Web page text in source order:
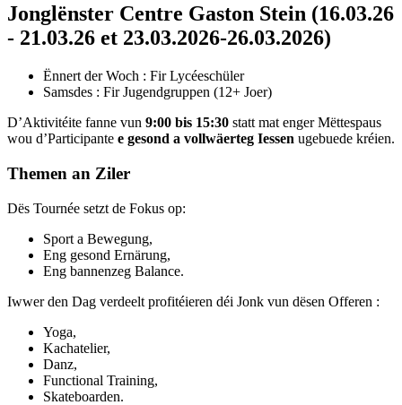
Jonglënster Centre Gaston Stein (16.03.26
- 21.03.26 et 23.03.2026-26.03.2026)
Ënnert der Woch : Fir Lycéeschüler
Samsdes : Fir Jugendgruppen (12+ Joer)
D’Aktivitéite fanne vun 9:00 bis 15:30 statt mat enger Mëttespaus
wou d’Participante e gesond a vollwäerteg Iessen ugebuede kréien.
Themen an Ziler
Dës Tournée setzt de Fokus op:
Sport a Bewegung,
Eng gesond Ernärung,
Eng bannenzeg Balance.
Iwwer den Dag verdeelt profitéieren déi Jonk vun dësen Offeren :
Yoga,
Kachatelier,
Danz,
Functional Training,
Skateboarden.